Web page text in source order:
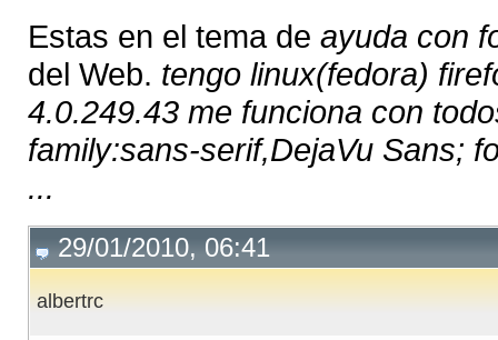
Estas en el tema de ayuda con
del Web. tengo linux(fedora)
4.0.249.43 me funciona con
family:sans-serif,DejaVu Sans;
...
29/01/2010, 06:41
albertrc